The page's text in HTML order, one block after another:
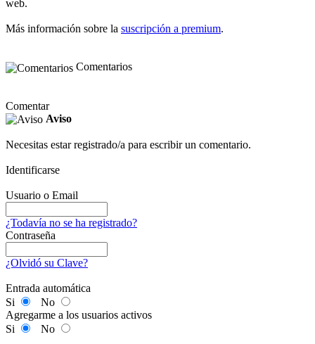
web.
Más información sobre la suscripción a premium.
Comentarios
Comentar
Aviso
Necesitas estar registrado/a para escribir un comentario.
Identificarse
Usuario o Email
¿Todavía no se ha registrado?
Contraseña
¿Olvidó su Clave?
Entrada automática
Si
No
Agregarme a los usuarios activos
Si
No